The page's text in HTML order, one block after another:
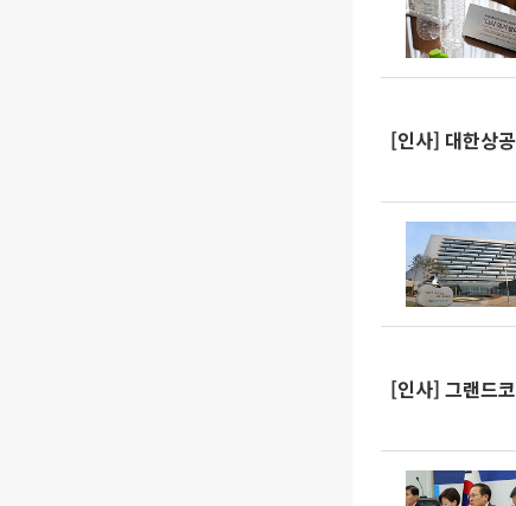
[인사] 대한상
[인사] 그랜드